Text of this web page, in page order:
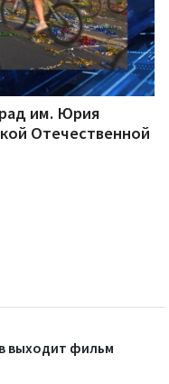
им. Юрия
Отечественной
выходит фильм